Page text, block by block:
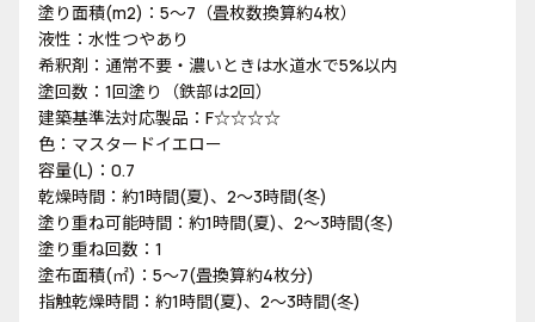
塗り面積(m2)：5～7（畳枚数換算約4枚）
液性：水性つやあり
希釈剤：通常不要・濃いときは水道水で5%以内
塗回数：1回塗り（鉄部は2回）
建築基準法対応製品：F☆☆☆☆
色：マスタードイエロー
容量(L)：0.7
乾燥時間：約1時間(夏)、2～3時間(冬)
塗り重ね可能時間：約1時間(夏)、2～3時間(冬)
塗り重ね回数：1
塗布面積(㎡)：5～7(畳換算約4枚分)
指触乾燥時間：約1時間(夏)、2～3時間(冬)